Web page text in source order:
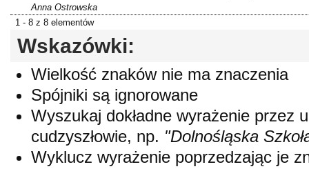
Anna Ostrowska
1 - 8 z 8 elementów
Wskazówki:
Wielkość znaków nie ma znaczenia
Spójniki są ignorowane
Wyszukaj dokładne wyrażenie przez
cudzyszłowie, np. "Dolnośląska
Wyklucz wyrażenie poprzedzając je